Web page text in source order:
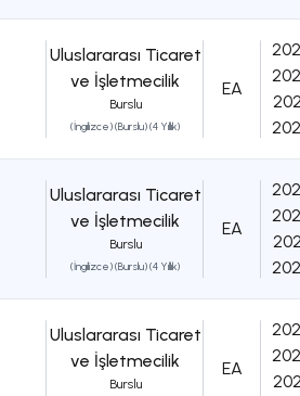
Uluslararası Ticaret
ve İşletmecilik
Burslu
(İngilizce) (Burslu) (4 Yıllık)
EA
Uluslararası Ticaret
ve İşletmecilik
Burslu
(İngilizce) (Burslu) (4 Yıllık)
EA
Uluslararası Ticaret
ve İşletmecilik
Burslu
EA